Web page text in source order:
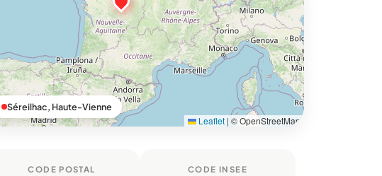
Leaflet | © OpenStreetMap
Séreilhac, Haute-Vienne
CODE POSTAL CODE INSEE